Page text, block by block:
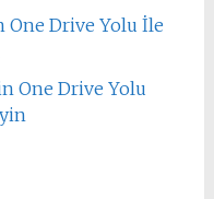
One Drive Yolu İle
One Drive Yolu